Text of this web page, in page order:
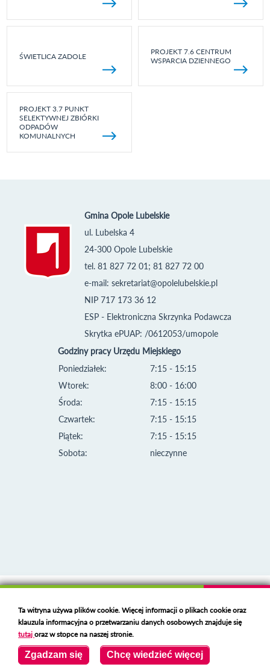
ŚWIETLICA ZADOLE
PROJEKT 7.6 CENTRUM
WSPARCIA DZIENNEGO
PROJEKT 3.7 PUNKT
SELEKTYWNEJ ZBIÓRKI
ODPADÓW
KOMUNALNYCH
Gmina Opole Lubelskie
ul. Lubelska 4
24-300 Opole Lubelskie
tel. 81 827 72 01; 81 827 72 00
e-mail: sekretariat@opolelubelskie.pl
NIP 717 173 36 12
ESP - Elektroniczna Skrzynka Podawcza
Skrytka ePUAP: /0612053/umopole
Godziny pracy Urzędu Miejskiego
Poniedziałek:
Wtorek:
Środa:
Czwartek:
Piątek:
Sobota:
7:15 - 15:15
8:00 - 16:00
7:15 - 15:15
7:15 - 15:15
7:15 - 15:15
nieczynne
Deklaracja dostępności
Polski serwer RBLhttps://polspam.pl/
Copyright 2023 Urząd Miejski w Opolu Lubelskim
Created byVOBACOM Odnośnik otworzy się w nowym oknie
Ta witryna używa plików cookie. Więcej informacji o plikach cookie oraz
klauzula informacyjna o przetwarzaniu danych osobowych znajduje się
tutajoraz w stopce na naszej stronie.
Zgadzam się Chcę wiedzieć więcej